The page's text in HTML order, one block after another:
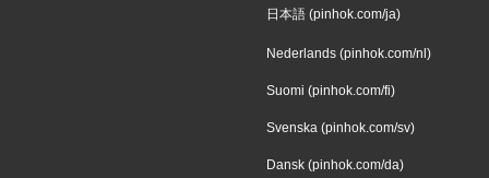
日本語 (pinhok.com/ja)
Nederlands (pinhok.com/nl)
Suomi (pinhok.com/fi)
Svenska (pinhok.com/sv)
Dansk (pinhok.com/da)